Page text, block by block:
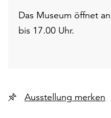
Das Museum öffnet
bis 17.00 Uhr.
Ausstellung merken